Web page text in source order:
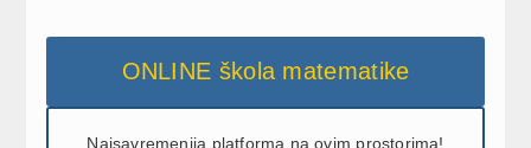
ONLINE škola matematike
Najsavremenija platforma na ovim prostorima!